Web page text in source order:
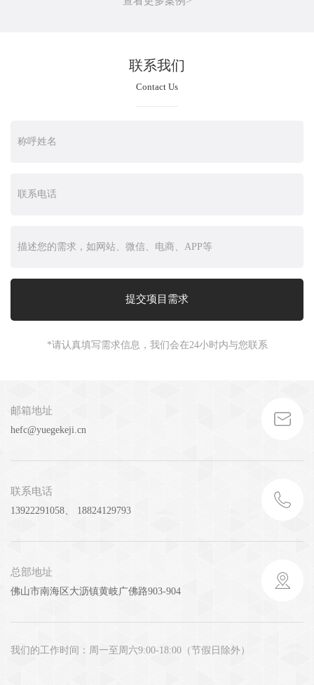
联系我们
Contact Us
*请认真填写需求信息，我们会在24小时内与您联系
邮箱地址
hefc@yuegekeji.cn
联系电话
13922291058、 18824129793
总部地址
佛山市南海区大沥镇黄岐广佛路903-904
我们的工作时间：周一至周六9:00-18:00（节假日除外）